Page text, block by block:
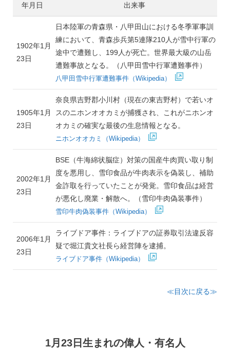
年月日 出来事
1902年1月
23日
日本陸軍の青森県・八甲田山における冬季軍事訓
練において、青森歩兵第5連隊210人が雪中行軍の
途中で遭難し、199人が死亡。世界最大級の山岳
遭難事故となる。（八甲田雪中行軍遭難事件）
八甲田雪中行軍遭難事件（Wikipedia）
1905年1月
23日
奈良県吉野郡小川村（現在の東吉野村）で若いオ
スのニホンオオカミが捕獲され、これがニホンオ
オカミの確実な最後の生息情報となる。
ニホンオオカミ（Wikipedia）
2002年1月
23日
BSE（牛海綿状脳症）対策の国産牛肉買い取り制
度を悪用し、雪印食品が牛肉表示を偽装し、補助
金詐取を行っていたことが発覚。雪印食品は経営
が悪化し廃業・解散へ。（雪印牛肉偽装事件）
雪印牛肉偽装事件（Wikipedia）
2006年1月
23日
ライブドア事件：ライブドアの証券取引法違反容
疑で堀江貴文社長ら経営陣を逮捕。
ライブドア事件（Wikipedia）
≪目次に戻る≫
1月23日生まれの偉人・有名人